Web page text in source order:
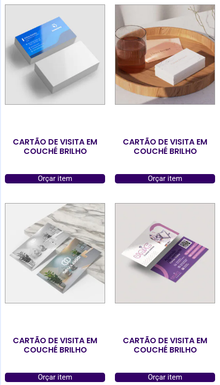
CARTÃO DE VISITA EM
COUCHÉ BRILHO
Orçar item
CARTÃO DE VISITA EM
COUCHÉ BRILHO
Orçar item
CARTÃO DE VISITA EM
COUCHÉ BRILHO
Orçar item
CARTÃO DE VISITA EM
COUCHÉ BRILHO
Orçar item